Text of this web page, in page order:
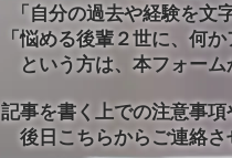
「自分の過去や経験を文
「悩める後輩２世に、何
という方は、本フォーム
記事を書く上での注意事項
後日こちらからご連絡さ